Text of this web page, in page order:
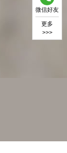
微信好友
更多
>>>